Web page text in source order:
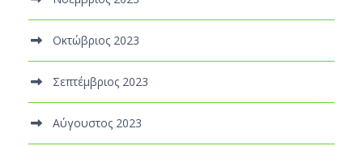
Οκτώβριος 2023
Σεπτέμβριος 2023
Αύγουστος 2023